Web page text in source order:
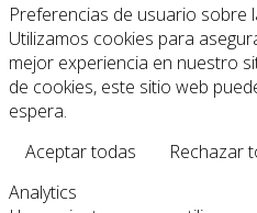
Preferencias de usuario sobre
Utilizamos cookies para
mejor experiencia en nuestro
de cookies, este sitio web
espera.
Aceptar todas
Rechazar
Analytics